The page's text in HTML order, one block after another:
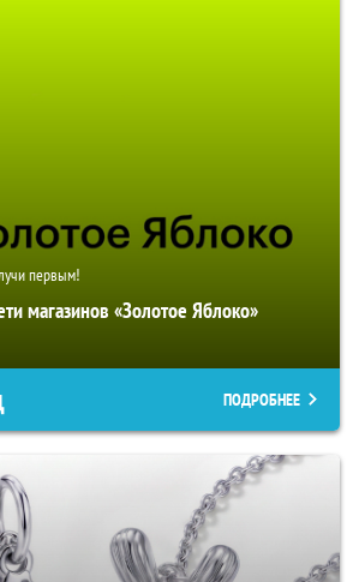
первым!
магазинов «Золотое Яблоко»
ПОДРОБНЕЕ